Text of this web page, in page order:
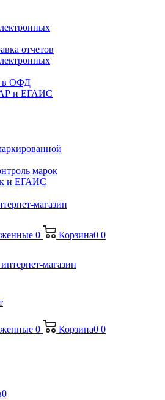
отчетов
в ОФД
и ЕГАИС
марок
и ЕГАИС
0 Корзина0 0
0 Корзина0 0
0